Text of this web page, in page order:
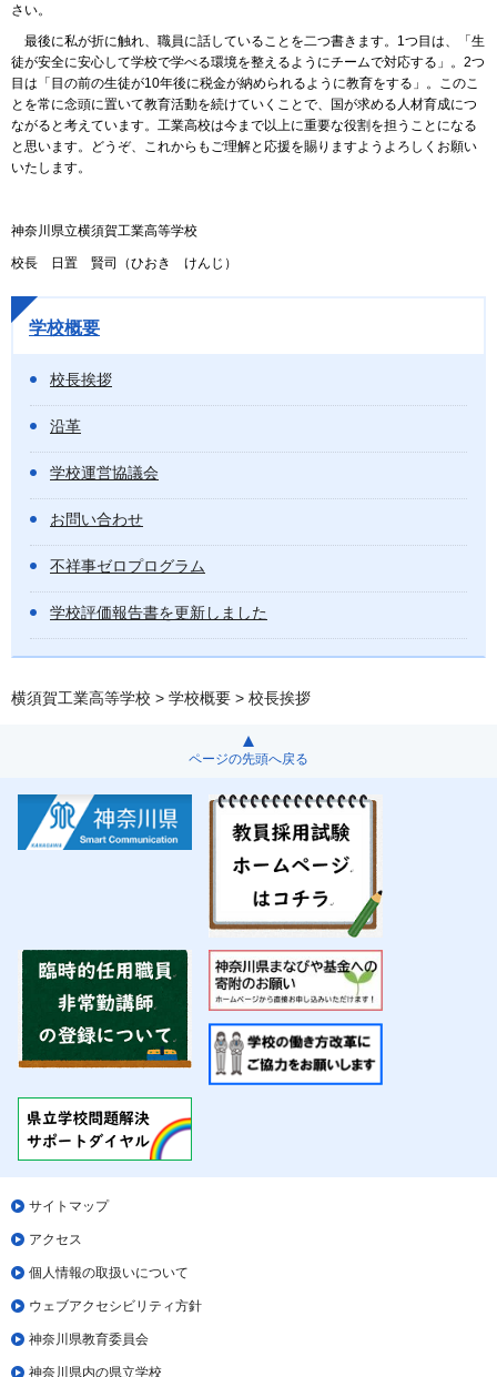
さい。
最後に私が折に触れ、職員に話していることを二つ書きます。1つ目は、「生
徒が安全に安心して学校で学べる環境を整えるようにチームで対応する」。2つ
目は「目の前の生徒が10年後に税金が納められるように教育をする」。このこ
とを常に念頭に置いて教育活動を続けていくことで、国が求める人材育成につ
ながると考えています。工業高校は今まで以上に重要な役割を担うことになる
と思います。どうぞ、これからもご理解と応援を賜りますようよろしくお願い
いたします。
神奈川県立横須賀工業高等学校
校長 日置 賢司（ひおき けんじ）
学校概要
校長挨拶
沿革
学校運営協議会
お問い合わせ
不祥事ゼロプログラム
学校評価報告書を更新しました
横須賀工業高等学校 > 学校概要 > 校長挨拶
ページの先頭へ戻る
サイトマップ
アクセス
個人情報の取扱いについて
ウェブアクセシビリティ方針
神奈川県教育委員会
神奈川県内の県立学校